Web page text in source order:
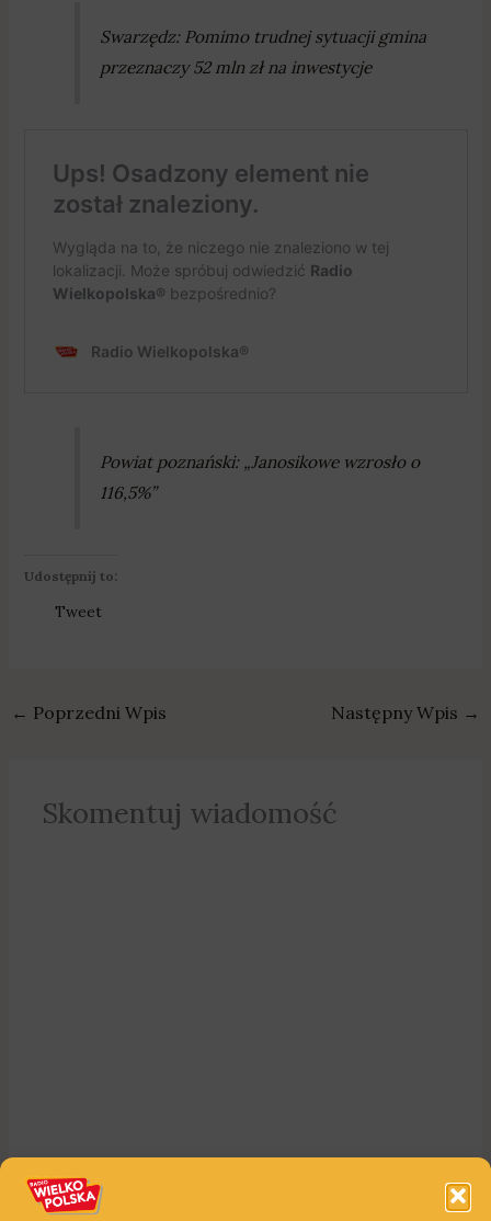
Swarzędz: Pomimo trudnej sytuacji gmina
przeznaczy 52 mln zł na inwestycje
Powiat poznański: „Janosikowe wzrosło o
116,5%”
Udostępnij to:
Tweet
← Poprzedni Wpis Następny Wpis →
Skomentuj wiadomość